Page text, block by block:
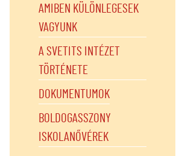
AMIBEN KÜLÖNLEGESEK
VAGYUNK
A SVETITS INTÉZET
TÖRTÉNETE
DOKUMENTUMOK
BOLDOGASSZONY
ISKOLANŐVÉREK